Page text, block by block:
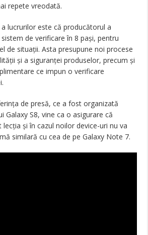
repete vreodată.
lucrurilor este că producătorul a
de verificare în 8 pași, pentru
de situații. Asta presupune noi procese
și a siguranței produselor, precum și
ce impun o verificare
de presă, ce a fost organizată
Galaxy S8, vine ca o asigurare că
lecția și în cazul noilor device-uri nu va
similară cu cea de pe Galaxy Note 7.